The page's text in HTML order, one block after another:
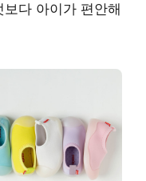
다 아이가 편안해